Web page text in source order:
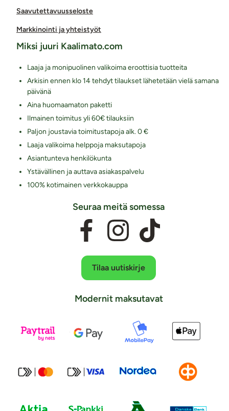
Saavutettavuusseloste
Markkinointi ja yhteistyöt
Miksi juuri Kaalimato.com
Laaja ja monipuolinen valikoima eroottisia tuotteita
Arkisin ennen klo 14 tehdyt tilaukset lähetetään vielä samana
päivänä
Aina huomaamaton paketti
Ilmainen toimitus yli 60€ tilauksiin
Paljon joustavia toimitustapoja alk. 0 €
Laaja valikoima helppoja maksutapoja
Asiantunteva henkilökunta
Ystävällinen ja auttava asiakaspalvelu
100% kotimainen verkkokauppa
Seuraa meitä somessa
Tilaa uutiskirje
Modernit maksutavat